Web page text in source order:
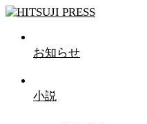
お知らせ
小説